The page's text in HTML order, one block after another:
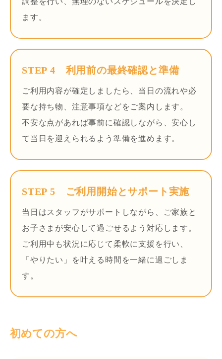
ます。
STEP 4 利用前の最終確認と準備
ご利用内容が確定しましたら、当日の流れや必
要な持ち物、注意事項などをご案内します。
不安な点があれば事前に確認しながら、安心し
て当日を迎えられるよう準備を進めます。
STEP 5 ご利用開始とサポート実施
当日はスタッフがサポートしながら、ご家族と
お子さまが安心して過ごせるよう対応します。
ご利用中も状況に応じて柔軟に支援を行い、
「やりたい」を叶える時間を一緒に過ごしま
す。
初めての方へ